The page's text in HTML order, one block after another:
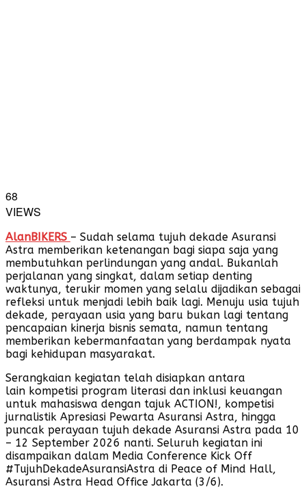
68
VIEWS
AlanBIKERS – Sudah selama tujuh dekade Asuransi
Astra memberikan ketenangan bagi siapa saja yang
membutuhkan perlindungan yang andal. Bukanlah
perjalanan yang singkat, dalam setiap denting
waktunya, terukir momen yang selalu dijadikan sebagai
refleksi untuk menjadi lebih baik lagi. Menuju usia tujuh
dekade, perayaan usia yang baru bukan lagi tentang
pencapaian kinerja bisnis semata, namun tentang
memberikan kebermanfaatan yang berdampak nyata
bagi kehidupan masyarakat.
Serangkaian kegiatan telah disiapkan antara
lain kompetisi program literasi dan inklusi keuangan
untuk mahasiswa dengan tajuk ACTION!, kompetisi
jurnalistik Apresiasi Pewarta Asuransi Astra, hingga
puncak perayaan tujuh dekade Asuransi Astra pada 10
– 12 September 2026 nanti. Seluruh kegiatan ini
disampaikan dalam Media Conference Kick Off
#TujuhDekadeAsuransiAstra di Peace of Mind Hall,
Asuransi Astra Head Office Jakarta (3/6).